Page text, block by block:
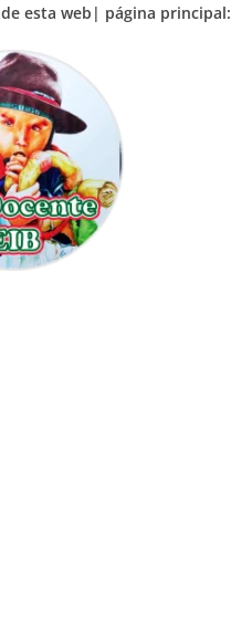
esta web| página principal: